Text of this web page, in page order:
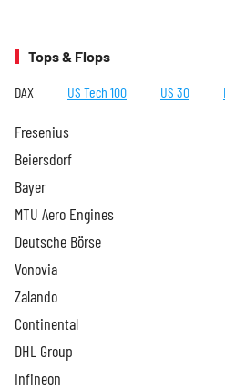
Tops & Flops
DAX US Tech 100 US 30
Fresenius
Beiersdorf
Bayer
MTU Aero Engines
Deutsche Börse
Vonovia
Zalando
Continental
DHL Group
Infineon